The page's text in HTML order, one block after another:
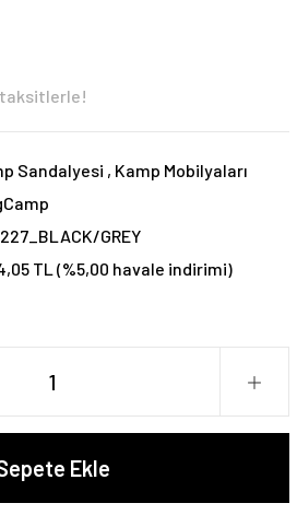
taksitlerle!
Sandalyesi , Kamp Mobilyaları
GREY
TL (%5,00 havale indirimi)
Ekle